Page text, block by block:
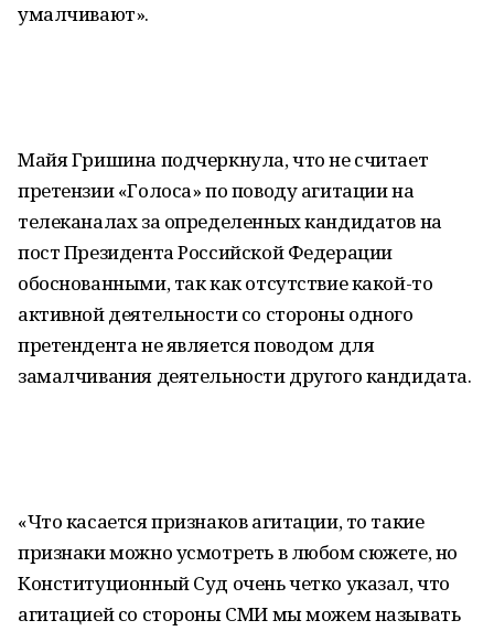
умалчивают».
Майя Гришина подчеркнула, что не считает
претензии «Голоса» по поводу агитации на
телеканалах за определенных кандидатов на
пост Президента Российской Федерации
обоснованными, так как отсутствие какой-то
активной деятельности со стороны одного
претендента не является поводом для
замалчивания деятельности другого кандидата.
«Что касается признаков агитации, то такие
признаки можно усмотреть в любом сюжете, но
Конституционный Суд очень четко указал, что
агитацией со стороны СМИ мы можем называть